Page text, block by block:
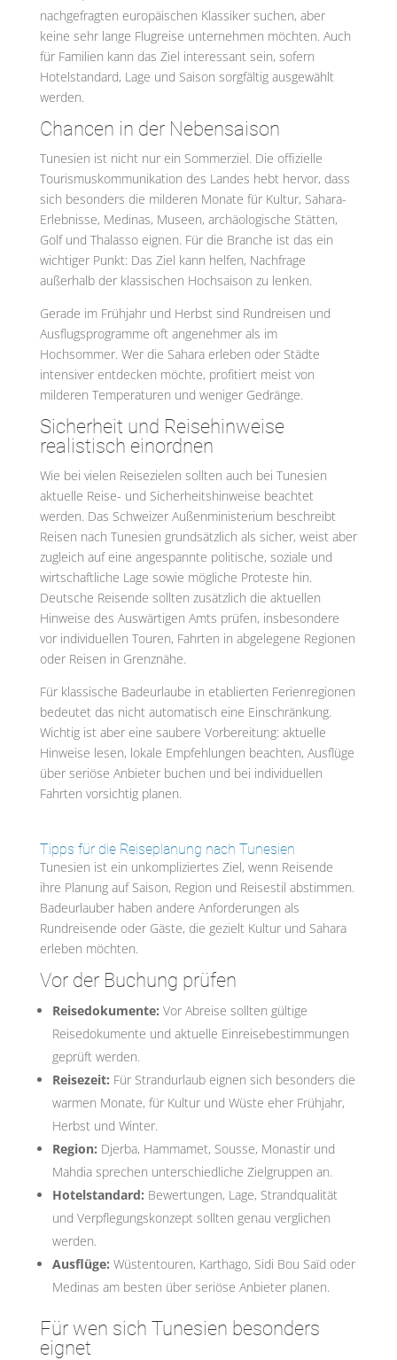
nachgefragten europäischen Klassiker suchen, aber
keine sehr lange Flugreise unternehmen möchten. Auch
für Familien kann das Ziel interessant sein, sofern
Hotelstandard, Lage und Saison sorgfältig ausgewählt
werden.
Chancen in der Nebensaison
Tunesien ist nicht nur ein Sommerziel. Die offizielle
Tourismuskommunikation des Landes hebt hervor, dass
sich besonders die milderen Monate für Kultur, Sahara-
Erlebnisse, Medinas, Museen, archäologische Stätten,
Golf und Thalasso eignen. Für die Branche ist das ein
wichtiger Punkt: Das Ziel kann helfen, Nachfrage
außerhalb der klassischen Hochsaison zu lenken.
Gerade im Frühjahr und Herbst sind Rundreisen und
Ausflugsprogramme oft angenehmer als im
Hochsommer. Wer die Sahara erleben oder Städte
intensiver entdecken möchte, profitiert meist von
milderen Temperaturen und weniger Gedränge.
Sicherheit und Reisehinweise
realistisch einordnen
Wie bei vielen Reisezielen sollten auch bei Tunesien
aktuelle Reise- und Sicherheitshinweise beachtet
werden. Das Schweizer Außenministerium beschreibt
Reisen nach Tunesien grundsätzlich als sicher, weist aber
zugleich auf eine angespannte politische, soziale und
wirtschaftliche Lage sowie mögliche Proteste hin.
Deutsche Reisende sollten zusätzlich die aktuellen
Hinweise des Auswärtigen Amts prüfen, insbesondere
vor individuellen Touren, Fahrten in abgelegene Regionen
oder Reisen in Grenznähe.
Für klassische Badeurlaube in etablierten Ferienregionen
bedeutet das nicht automatisch eine Einschränkung.
Wichtig ist aber eine saubere Vorbereitung: aktuelle
Hinweise lesen, lokale Empfehlungen beachten, Ausflüge
über seriöse Anbieter buchen und bei individuellen
Fahrten vorsichtig planen.
Tipps für die Reiseplanung nach Tunesien
Tunesien ist ein unkompliziertes Ziel, wenn Reisende
ihre Planung auf Saison, Region und Reisestil abstimmen.
Badeurlauber haben andere Anforderungen als
Rundreisende oder Gäste, die gezielt Kultur und Sahara
erleben möchten.
Vor der Buchung prüfen
Reisedokumente: Vor Abreise sollten gültige
Reisedokumente und aktuelle Einreisebestimmungen
geprüft werden.
Reisezeit: Für Strandurlaub eignen sich besonders die
warmen Monate, für Kultur und Wüste eher Frühjahr,
Herbst und Winter.
Region: Djerba, Hammamet, Sousse, Monastir und
Mahdia sprechen unterschiedliche Zielgruppen an.
Hotelstandard: Bewertungen, Lage, Strandqualität
und Verpflegungskonzept sollten genau verglichen
werden.
Ausflüge: Wüstentouren, Karthago, Sidi Bou Saïd oder
Medinas am besten über seriöse Anbieter planen.
Für wen sich Tunesien besonders
eignet